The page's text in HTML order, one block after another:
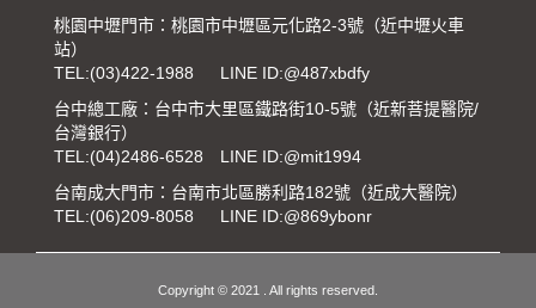
桃園中壢門市：桃園市中壢區元化路2-3號（近中壢火車
站）
TEL:(03)422-1988
LINE ID:@487xbdfy
台中總工廠：台中市大里區鐵路街10-5號（近新菩提醫院/
台灣銀行）
TEL:(04)2486-6528
LINE ID:@mit1994
台南成大門市：台南市北區勝利路182號（近成大醫院）
TEL:(06)209-8058 LINE ID:@869ybonr
Copyright © 2021 . All rights reserved.